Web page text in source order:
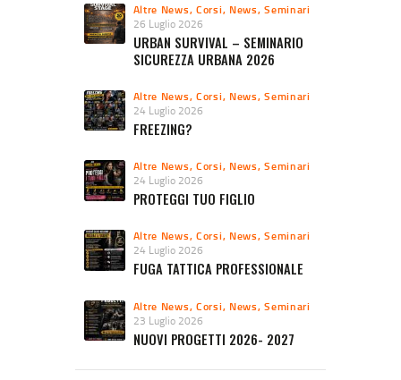
Altre News,Corsi, News,Seminari
26 Luglio 2026
URBAN SURVIVAL – SEMINARIO
SICUREZZA URBANA 2026
Altre News,Corsi, News,Seminari
24 Luglio 2026
FREEZING?
Altre News,Corsi, News,Seminari
24 Luglio 2026
PROTEGGI TUO FIGLIO
Altre News,Corsi, News,Seminari
24 Luglio 2026
FUGA TATTICA PROFESSIONALE
Altre News,Corsi, News,Seminari
23 Luglio 2026
NUOVI PROGETTI 2026- 2027